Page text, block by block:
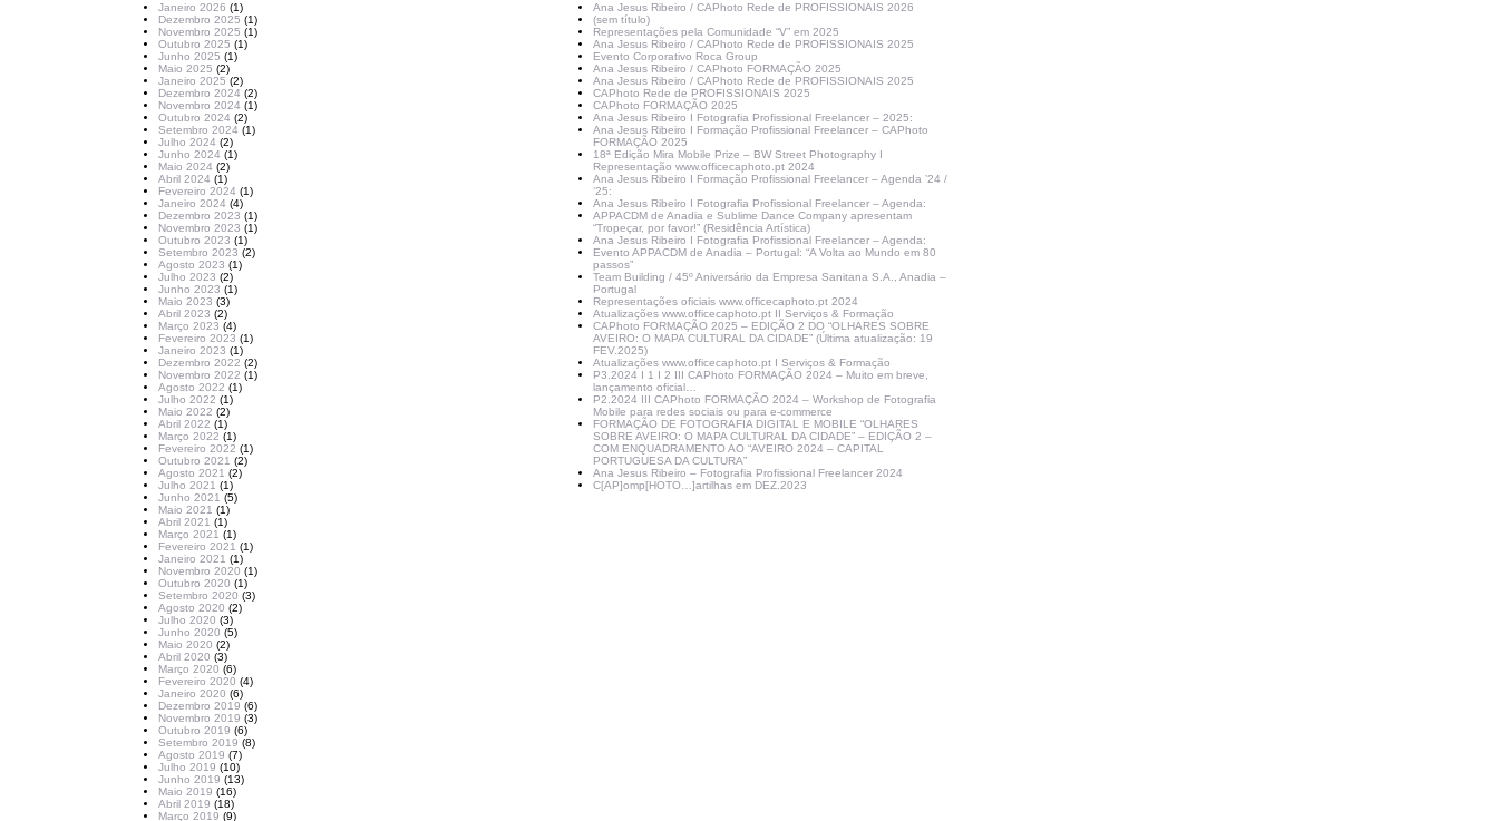
Janeiro 2026 (1)
Dezembro 2025 (1)
Novembro 2025 (1)
Outubro 2025 (1)
Junho 2025 (1)
Maio 2025 (2)
Janeiro 2025 (2)
Dezembro 2024 (2)
Novembro 2024 (1)
Outubro 2024 (2)
Setembro 2024 (1)
Julho 2024 (2)
Junho 2024 (1)
Maio 2024 (2)
Abril 2024 (1)
Fevereiro 2024 (1)
Janeiro 2024 (4)
Dezembro 2023 (1)
Novembro 2023 (1)
Outubro 2023 (1)
Setembro 2023 (2)
Agosto 2023 (1)
Julho 2023 (2)
Junho 2023 (1)
Maio 2023 (3)
Abril 2023 (2)
Março 2023 (4)
Fevereiro 2023 (1)
Janeiro 2023 (1)
Dezembro 2022 (2)
Novembro 2022 (1)
Agosto 2022 (1)
Julho 2022 (1)
Maio 2022 (2)
Abril 2022 (1)
Março 2022 (1)
Fevereiro 2022 (1)
Outubro 2021 (2)
Agosto 2021 (2)
Julho 2021 (1)
Junho 2021 (5)
Maio 2021 (1)
Abril 2021 (1)
Março 2021 (1)
Fevereiro 2021 (1)
Janeiro 2021 (1)
Novembro 2020 (1)
Outubro 2020 (1)
Setembro 2020 (3)
Agosto 2020 (2)
Julho 2020 (3)
Junho 2020 (5)
Maio 2020 (2)
Abril 2020 (3)
Março 2020 (6)
Fevereiro 2020 (4)
Janeiro 2020 (6)
Dezembro 2019 (6)
Novembro 2019 (3)
Outubro 2019 (6)
Setembro 2019 (8)
Agosto 2019 (7)
Julho 2019 (10)
Junho 2019 (13)
Maio 2019 (16)
Abril 2019 (18)
Março 2019 (9)
Ana Jesus Ribeiro / CAPhoto Rede de PROFISSIONAIS 2026
(sem título)
Representações pela Comunidade “V” em 2025
Ana Jesus Ribeiro / CAPhoto Rede de PROFISSIONAIS 2025
Evento Corporativo Roca Group
Ana Jesus Ribeiro / CAPhoto FORMAÇÃO 2025
Ana Jesus Ribeiro / CAPhoto Rede de PROFISSIONAIS 2025
CAPhoto Rede de PROFISSIONAIS 2025
CAPhoto FORMAÇÃO 2025
Ana Jesus Ribeiro I Fotografia Profissional Freelancer – 2025:
Ana Jesus Ribeiro I Formação Profissional Freelancer – CAPhoto
FORMAÇÃO 2025
18ª Edição Mira Mobile Prize – BW Street Photography I
Representação www.officecaphoto.pt 2024
Ana Jesus Ribeiro I Formação Profissional Freelancer – Agenda ’24 /
’25:
Ana Jesus Ribeiro I Fotografia Profissional Freelancer – Agenda:
APPACDM de Anadia e Sublime Dance Company apresentam
“Tropeçar, por favor!” (Residência Artística)
Ana Jesus Ribeiro I Fotografia Profissional Freelancer – Agenda:
Evento APPACDM de Anadia – Portugal: “A Volta ao Mundo em 80
passos”
Team Building / 45º Aniversário da Empresa Sanitana S.A., Anadia –
Portugal
Representações oficiais www.officecaphoto.pt 2024
Atualizações www.officecaphoto.pt II Serviços & Formação
CAPhoto FORMAÇÃO 2025 – EDIÇÃO 2 DO “OLHARES SOBRE
AVEIRO: O MAPA CULTURAL DA CIDADE” (Última atualização: 19
FEV.2025)
Atualizações www.officecaphoto.pt I Serviços & Formação
P3.2024 I 1 I 2 III CAPhoto FORMAÇÃO 2024 – Muito em breve,
lançamento oficial…
P2.2024 III CAPhoto FORMAÇÃO 2024 – Workshop de Fotografia
Mobile para redes sociais ou para e-commerce
FORMAÇÃO DE FOTOGRAFIA DIGITAL E MOBILE “OLHARES
SOBRE AVEIRO: O MAPA CULTURAL DA CIDADE” – EDIÇÃO 2 –
COM ENQUADRAMENTO AO “AVEIRO 2024 – CAPITAL
PORTUGUESA DA CULTURA”
Ana Jesus Ribeiro – Fotografia Profissional Freelancer 2024
C[AP]omp[HOTO…]artilhas em DEZ.2023